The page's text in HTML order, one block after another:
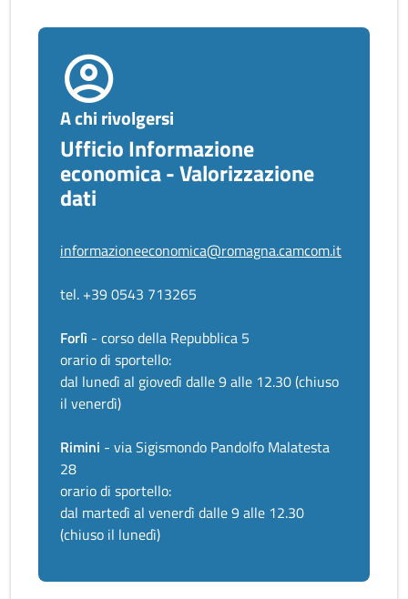
A chi rivolgersi
Ufficio Informazione
economica - Valorizzazione
dati
informazioneeconomica@romagna.camcom.it
tel. +39 0543 713265
Forlì - corso della Repubblica 5
orario di sportello:
dal lunedì al giovedì dalle 9 alle 12.30 (chiuso
il venerdì)
Rimini - via Sigismondo Pandolfo Malatesta
28
orario di sportello:
dal martedì al venerdì dalle 9 alle 12.30
(chiuso il lunedì)